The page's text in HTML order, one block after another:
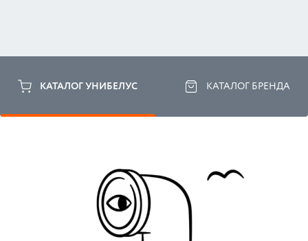
КАТАЛОГ УНИБЕЛУС КАТАЛОГ БРЕНДА